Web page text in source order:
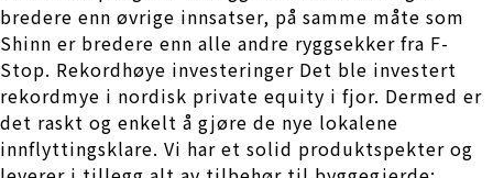
bredere enn øvrige innsatser, på samme måte som
Shinn er bredere enn alle andre ryggsekker fra F-
Stop. Rekordhøye investeringer Det ble investert
rekordmye i nordisk private equity i fjor. Dermed er
det raskt og enkelt å gjøre de nye lokalene
innflyttingsklare. Vi har et solid produktspekter og